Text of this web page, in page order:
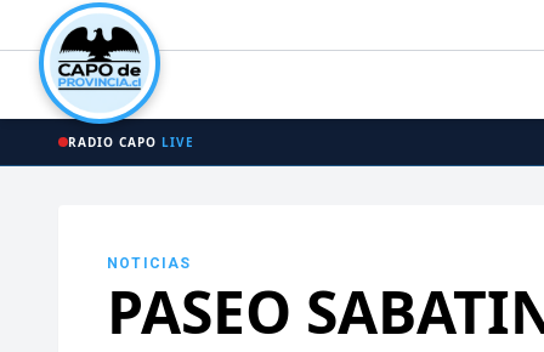
RADIO CAPO LIVE
NOTICIAS
PASEO